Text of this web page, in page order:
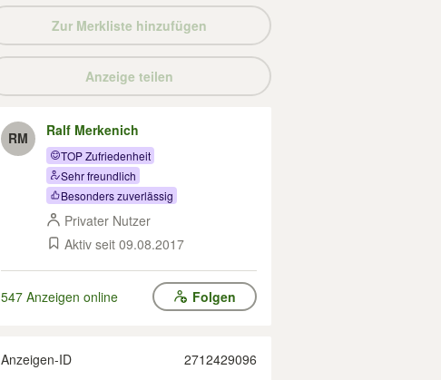
Zur Merkliste hinzufügen
Anzeige teilen
RM Ralf Merkenich
TOP Zufriedenheit
Sehr freundlich
Besonders zuverlässig
Privater Nutzer
Aktiv seit 09.08.2017
547 Anzeigen online Folgen
Anzeigen-ID 2712429096